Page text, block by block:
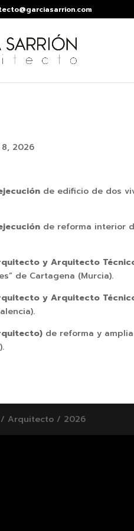
8, 2026
de edificio de dos
de reforma interior
y Arquitecto
de Cartagena (Murcia).
y Arquitecto
de reforma y
/ Arquitecto / 2026